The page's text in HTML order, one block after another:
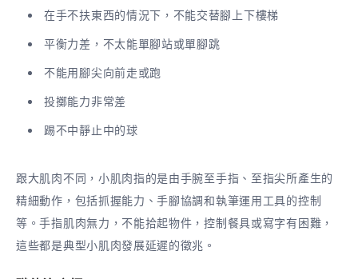
在手不扶東西的情況下，不能交替腳上下樓梯
平衡力差，不太能單腳站或單腳跳
不能用腳尖向前走或跑
投擲能力非常差
踢不中靜止中的球
跟大肌肉不同，小肌肉指的是由手腕至手指、至指尖所產生的
精細動作，包括抓握能力、手腳協調和執筆運用工具的控制
等。手指肌肉無力，不能拾起物件，控制餐具或寫字有困難，
這些都是典型小肌肉發展延遲的徵兆。